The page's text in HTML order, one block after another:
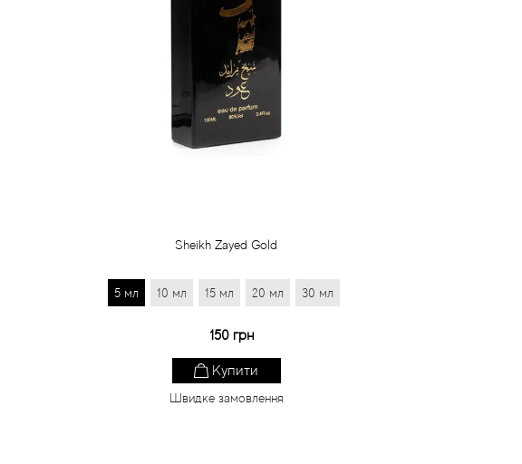
Sheikh Zayed Gold
5 мл 10 мл 15 мл 20 мл 30 мл
150 грн
Купити
Швидке замовлення